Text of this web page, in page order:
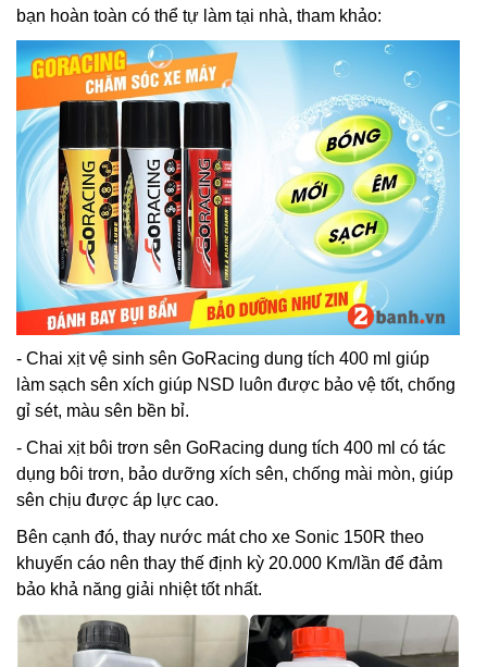
bạn hoàn toàn có thể tự làm tại nhà, tham khảo:
- Chai xịt vệ sinh sên GoRacing dung tích 400 ml giúp
làm sạch sên xích giúp NSD luôn được bảo vệ tốt, chống
gỉ sét, màu sên bền bỉ.
- Chai xịt bôi trơn sên GoRacing dung tích 400 ml có tác
dụng bôi trơn, bảo dưỡng xích sên, chống mài mòn, giúp
sên chịu được áp lực cao.
Bên cạnh đó, thay nước mát cho xe Sonic 150R theo
khuyến cáo nên thay thế định kỳ 20.000 Km/lần để đảm
bảo khả năng giải nhiệt tốt nhất.